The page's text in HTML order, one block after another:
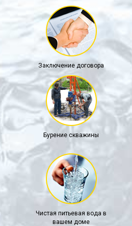
Заключение договора
Бурение скважины
Чистая питьевая вода в
вашем доме